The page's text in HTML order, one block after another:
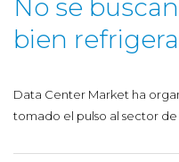
No se
bien
Data Center Market ha
tomado el pulso al sector